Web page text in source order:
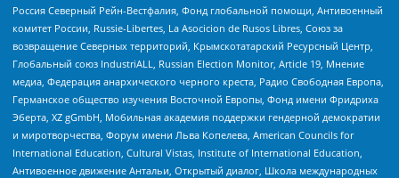
Россия Северный Рейн-Вестфалия, Фонд глобальной помощи, Антивоенный
комитет России, Russie-Libertes, La Asocicion de Rusos Libres, Союз за
возвращение Северных территорий, Крымскотатарский Ресурсный Центр,
Глобальный союз IndustriALL, Russian Election Monitor, Article 19, Мнение
медиа, Федерация анархического черного креста, Радио Свободная Европа,
Германское общество изучения Восточной Европы, Фонд имени Фридриха
Эберта, XZ gGmbH, Мобильная академия поддержки гендерной демократии
и миротворчества, Форум имени Льва Копелева, American Councils for
International Education, Cultural Vistas, Institute of International Education,
Антивоенное движение Антальи, Открытый диалог, Школа международных